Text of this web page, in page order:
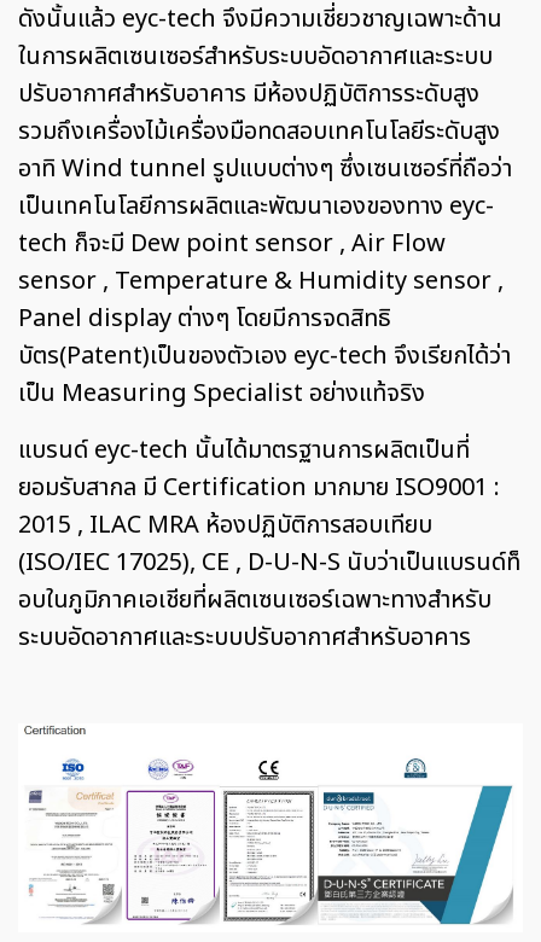
ดังนั้นแล้ว eyc-tech จึงมีความเชี่ยวชาญเฉพาะด้าน
ในการผลิตเซนเซอร์สำหรับระบบอัดอากาศและระบบ
ปรับอากาศสำหรับอาคาร มีห้องปฏิบัติการระดับสูง
รวมถึงเครื่องไม้เครื่องมือทดสอบเทคโนโลยีระดับสูง
อาทิ Wind tunnel รูปแบบต่างๆ ซึ่งเซนเซอร์ที่ถือว่า
เป็นเทคโนโลยีการผลิตและพัฒนาเองของทาง eyc-
tech ก็จะมี Dew point sensor , Air Flow
sensor , Temperature & Humidity sensor ,
Panel display ต่างๆ โดยมีการจดสิทธิ
บัตร(Patent)เป็นของตัวเอง eyc-tech จึงเรียกได้ว่า
เป็น Measuring Specialist อย่างแท้จริง
แบรนด์ eyc-tech นั้นได้มาตรฐานการผลิตเป็นที่
ยอมรับสากล มี Certification มากมาย ISO9001 :
2015 , ILAC MRA ห้องปฏิบัติการสอบเทียบ
(ISO/IEC 17025), CE , D-U-N-S นับว่าเป็นแบรนด์ท็
อบในภูมิภาคเอเชียที่ผลิตเซนเซอร์เฉพาะทางสำหรับ
ระบบอัดอากาศและระบบปรับอากาศสำหรับอาคาร